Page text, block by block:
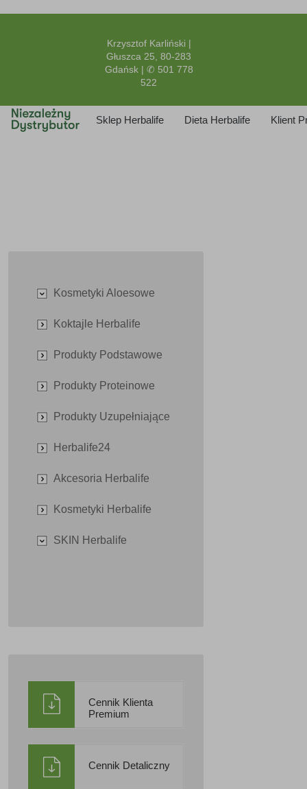
Krzysztof Karliński |
Głuszca 25, 80-283
Gdańsk | ✆ 501 778
522
Sklep Herbalife Dieta Herbalife Klient
Kosmetyki Aloesowe
Koktajle Herbalife
Produkty Podstawowe
Produkty Proteinowe
Produkty Uzupełniające
Herbalife24
Akcesoria Herbalife
Kosmetyki Herbalife
SKIN Herbalife
Cennik Klienta
Premium
Cennik Detaliczny